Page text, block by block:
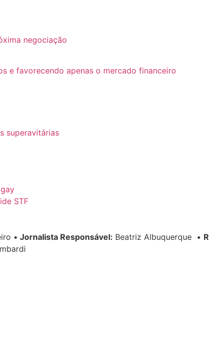
negociação
e favorecendo apenas o mercado financeiro
superavitárias
STF
• Jornalista Responsável: Beatriz Albuquerque •